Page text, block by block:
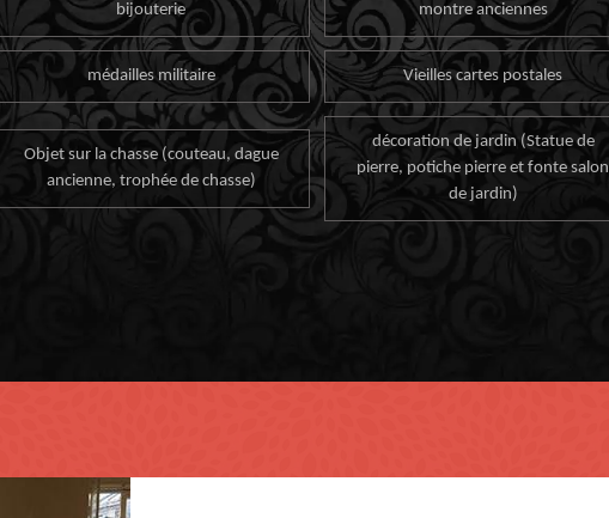
bijouterie montre anciennes
médailles militaire Vieilles cartes postales
Objet sur la chasse (couteau, dague
ancienne, trophée de chasse)
décoration de jardin (Statue de
pierre, potiche pierre et fonte salon
de jardin)